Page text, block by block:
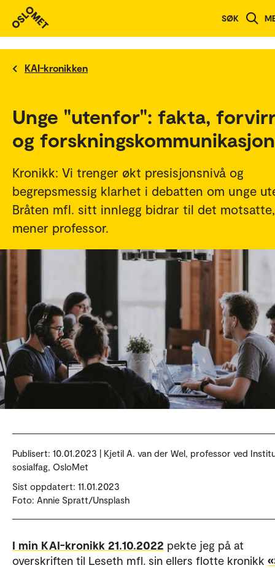
SØK
KAI-kronikken
Unge "utenfor": fakta,
og forskningskommunikasjon
Kronikk: Vi trenger økt presisjonsnivå og
begrepsmessig klarhet i debatten om unge
Bråten mfl. sitt innlegg bidrar til det motsatte,
mener professor.
Publisert: 10.01.2023 | Kjetil A. van der Wel, professor ved
sosialfag, OsloMet
Sist oppdatert: 11.01.2023
Foto: Annie Spratt/Unsplash
I min KAI-kronikk 21.10.2022 pekte jeg på at
overskriften til Leseth mfl. sin ellers flotte kronikk